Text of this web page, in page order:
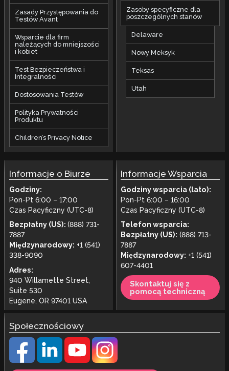
Zasady Przystępowania do
Testów Avant
Wsparcie dla firm
należących do mniejszości
i kobiet
Test Bezpieczeństwa i
Integralności
Dostosowania Testów
Polityka Prywatności
Produktu
Children’s Privacy Notice
Zasoby specyficzne dla
poszczególnych stanów
Delaware
Nowy Meksyk
Teksas
Utah
Informacje o Biurze
Godziny:
Pon-Pt 6:00 – 17:00
Czas Pacyficzny (UTC-8)
Bezpłatny (US): (888) 731-
7887
Międzynarodowy: +1 (541)
338-9090
Adres:
940 Willamette Street,
Suite 530
Eugene, OR 97401 USA
Informacje Wsparcia
Godziny wsparcia (lato):
Pon-Pt 6:00 – 16:00
Czas Pacyficzny (UTC-8)
Telefon wsparcia:
Bezpłatny (US): (888) 713-
7887
Międzynarodowy: +1 (541)
607-4401
Skontaktuj się z
pomocą techniczną
Społecznościowy